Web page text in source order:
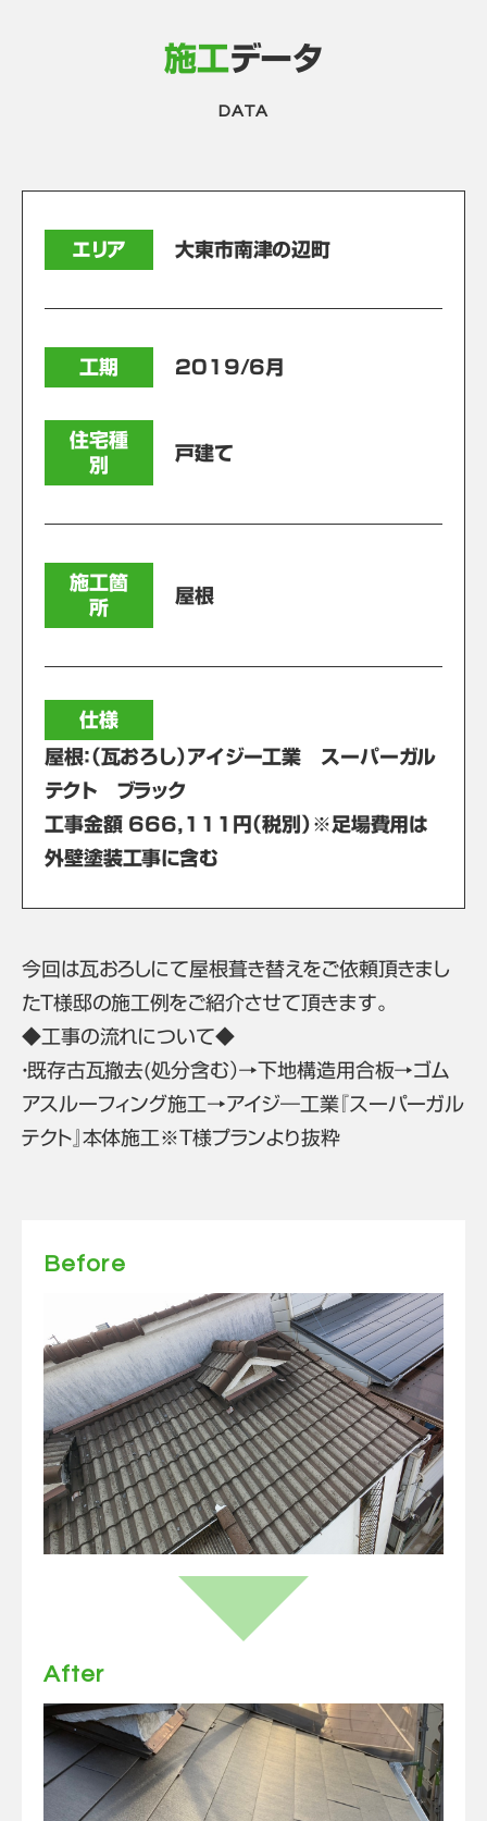
施工データ
DATA
エリア 大東市南津の辺町
工期 2019/6月
住宅種
別
戸建て
施工箇
所
屋根
仕様
屋根：（瓦おろし）アイジー工業 スーパーガル
テクト ブラック
工事金額 666,111円（税別）※足場費用は
外壁塗装工事に含む
今回は瓦おろしにて屋根葺き替えをご依頼頂きまし
たT様邸の施工例をご紹介させて頂きます。
◆工事の流れについて◆
・既存古瓦撤去(処分含む）→下地構造用合板→ゴム
アスルーフィング施工→アイジ―工業『スーパーガル
テクト』本体施工※T様プランより抜粋
Before
After